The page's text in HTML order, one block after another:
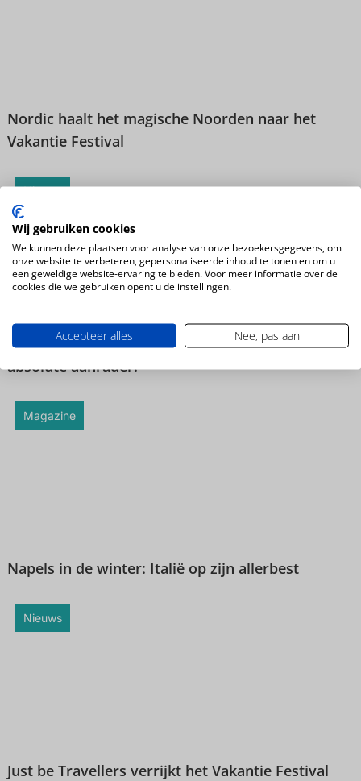
Nordic haalt het magische Noorden naar het
Vakantie Festival
Nieuws
Het Zuidwesten van Amerika in de winter? Een
absolute aanrader!
Magazine
Napels in de winter: Italië op zijn allerbest
Nieuws
Just be Travellers verrijkt het Vakantie Festival
Wij gebruiken cookies
We kunnen deze plaatsen voor analyse van onze bezoekersgegevens, om
onze website te verbeteren, gepersonaliseerde inhoud te tonen en om u
een geweldige website-ervaring te bieden. Voor meer informatie over de
cookies die we gebruiken opent u de instellingen.
Accepteer alles Nee, pas aan